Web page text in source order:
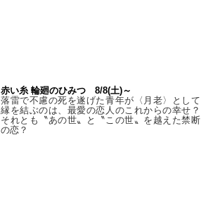
赤い糸 輪廻のひみつ 8/8(土)～
落雷で不慮の死を遂げた青年が〈月老〉として
縁を結ぶのは、最愛の恋人のこれからの幸せ？
それとも〝あの世〟と〝この世〟を越えた禁断
の恋？